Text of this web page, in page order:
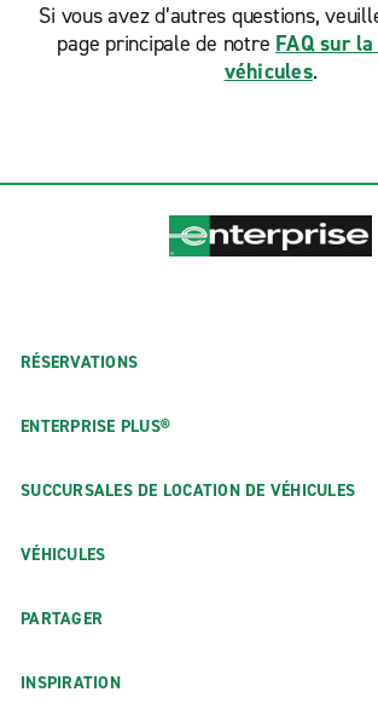
Si vous avez d’autres questions,
page principale de notre FAQ sur
véhicules.
RÉSERVATIONS
ENTERPRISE PLUS®
SUCCURSALES DE LOCATION DE VÉHICULES
VÉHICULES
PARTAGER
INSPIRATION